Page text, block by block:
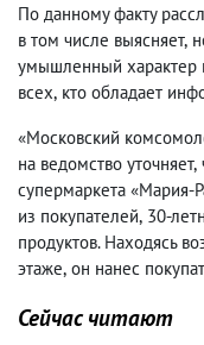
По данному факту
в том числе выясняет,
умышленный характер
всех, кто обладает
«Московский
на ведомство уточняет,
супермаркета «Мария-
из покупателей, 30-
продуктов. Находясь
этаже, он нанес
Сейчас читают